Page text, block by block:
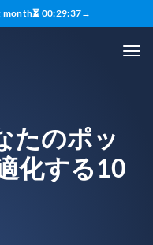
month⏳ 00:29:36→
たのポッ
化する10